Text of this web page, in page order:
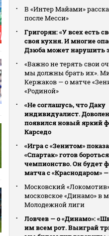
В «Интер Майами»
после Месси»
Григорян: «У всех есть
своя кухня. И многие
Дзюба может нарушить
«Важно не терять свои
мы должны брать их».
Кержаков — о матче
«Родиной»
«Не соглашусь, что Даку
индивидуалист.
появился новый яркий
Карседо
«Игра с «Зенитом»
«Спартак» готов
чемпионство. Он будет
матча с «Краснодаром»
Московский
московское «Динамо» в
Молодежной лиги
Ловчев — о «Динамо»:
им всем рот. Выиграй